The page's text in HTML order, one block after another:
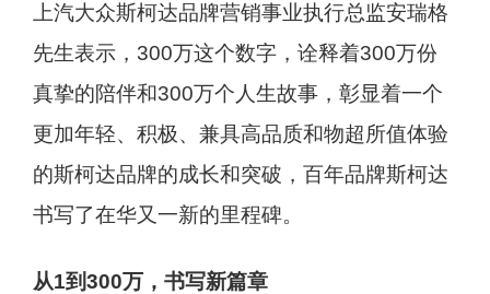
上汽大众斯柯达品牌营销事业执行总监安瑞格
先生表示，300万这个数字，诠释着300万份
真挚的陪伴和300万个人生故事，彰显着一个
更加年轻、积极、兼具高品质和物超所值体验
的斯柯达品牌的成长和突破，百年品牌斯柯达
书写了在华又一新的里程碑。
从1到300万，书写新篇章